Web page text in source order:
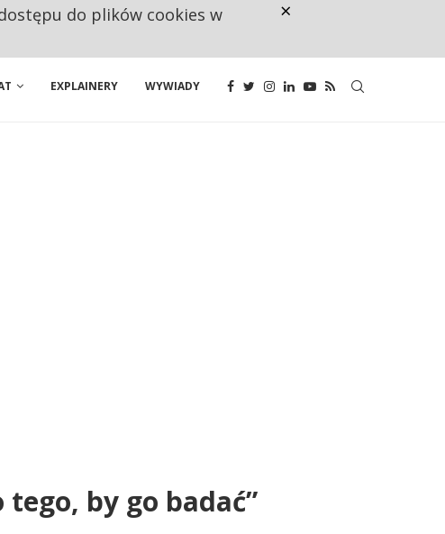
EXPLAINERY WYWIADY
tego, by go badać”
do plików cookies w
×